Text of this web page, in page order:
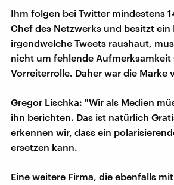
Ihm folgen bei Twitter mindestens
Chef des Netzwerks und besitzt
irgendwelche Tweets raushaut,
nicht um fehlende Aufmerksamkeit
Vorreiterrolle. Daher war die Marke
Gregor Lischka: "Wir als Medien
ihn berichten. Das ist natürlich
erkennen wir, dass ein
ersetzen kann.
Eine weitere Firma, die ebenfalls